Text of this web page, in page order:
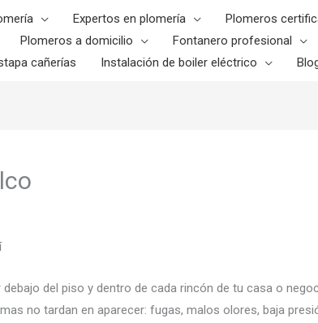
Expertos en plomería Plomeros
Plomeros a domicilio Fontanero profesional
cañerías Instalación de boiler eléctrico
debajo del piso y dentro de cada rincón de tu casa o
no tardan en aparecer: fugas, malos olores, baja